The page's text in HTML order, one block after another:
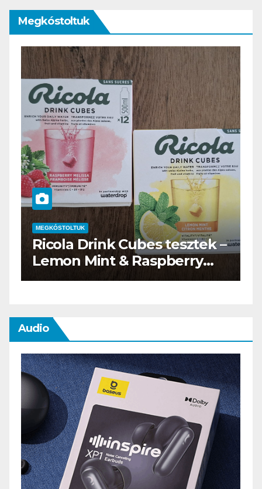
Megkóstoltuk
MEGKÓSTOLTUK
Waterdrop üdítő kapszula
teszt
Audio